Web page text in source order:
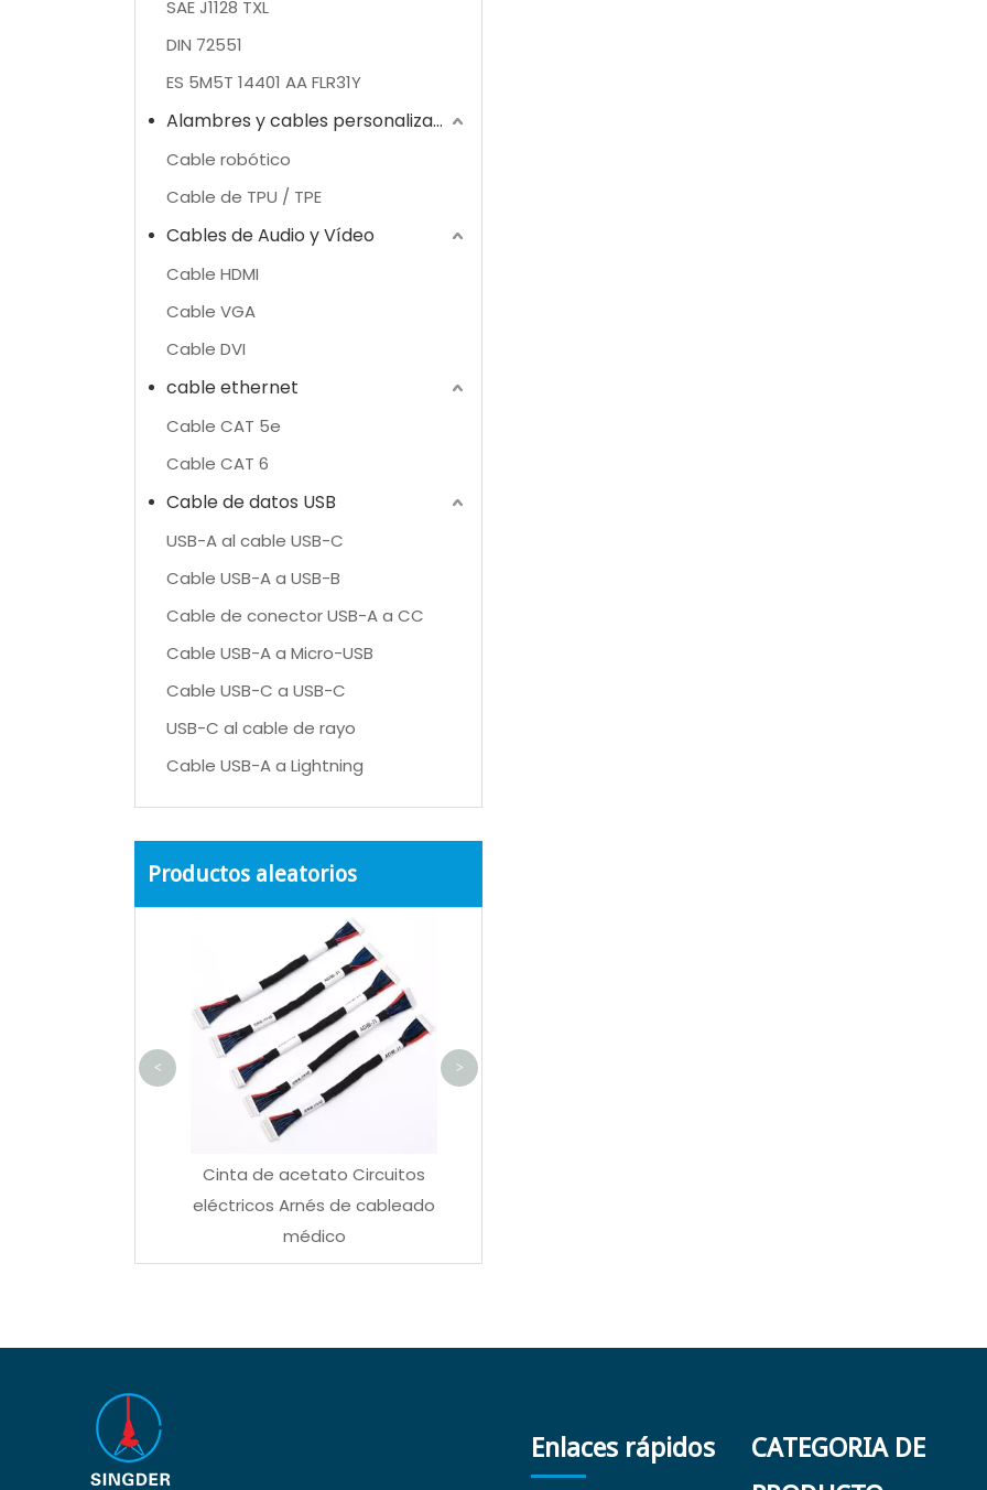
SAE J1128 TXL
DIN 72551
ES 5M5T 14401 AA FLR31Y
Alambres y cables personalizados
Cable robótico
Cable de TPU / TPE
Cables de Audio y Vídeo
Cable HDMI
Cable VGA
Cable DVI
cable ethernet
Cable CAT 5e
Cable CAT 6
Cable de datos USB
USB-A al cable USB-C
Cable USB-A a USB-B
Cable de conector USB-A a CC
Cable USB-A a Micro-USB
Cable USB-C a USB-C
USB-C al cable de rayo
Cable USB-A a Lightning
Productos aleatorios
Cinta de acetato Circuitos
eléctricos Arnés de cableado
médico
< >
Enlaces rápidos
CATEGORIA DE